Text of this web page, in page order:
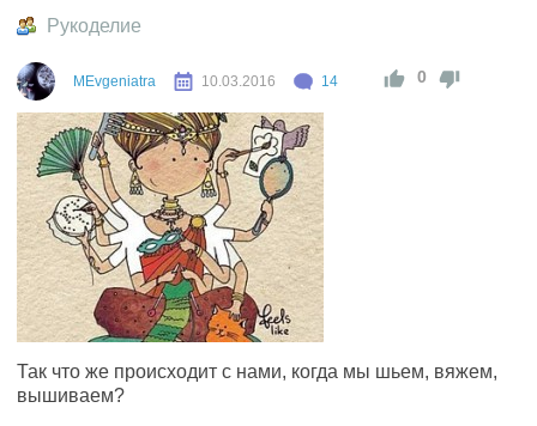
Рукоделие
MEvgeniatra 10.03.2016 14 0
Так что же происходит с нами, когда мы шьем, вяжем,
вышиваем?